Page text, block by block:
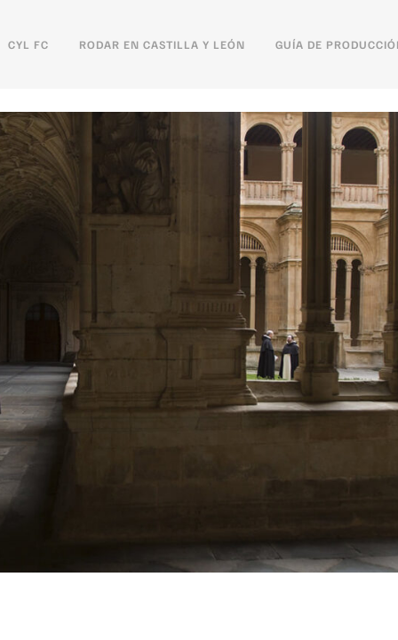
CYL FC RODAR EN CASTILLA Y LEÓN GUÍA DE